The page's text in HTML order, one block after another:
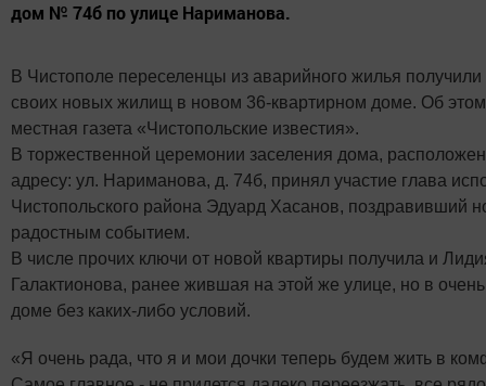
дом № 74б по улице Нариманова.
В Чистополе переселенцы из аварийного жилья получили
своих новых жилищ в новом 36-квартирном доме. Об
местная газета «Чистопольские известия».
В торжественной церемонии заселения дома,
адресу: ул. Нариманова, д. 74б, принял участие глава
Чистопольского района Эдуард Хасанов, поздравивший
радостным событием.
В числе прочих ключи от новой квартиры получила и
Галактионова, ранее жившая на этой же улице, но в
доме без каких-либо условий.
«Я очень рада, что я и мои дочки теперь будем жить в